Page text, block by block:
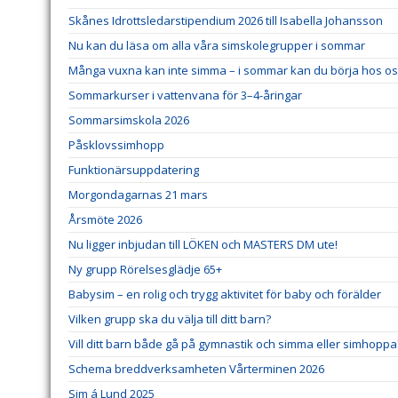
Skånes Idrottsledarstipendium 2026 till Isabella Johansson
Nu kan du läsa om alla våra simskolegrupper i sommar
Många vuxna kan inte simma – i sommar kan du börja hos
Sommarkurser i vattenvana för 3–4-åringar
Sommarsimskola 2026
Påsklovssimhopp
Funktionärsuppdatering
Morgondagarnas 21 mars
Årsmöte 2026
Nu ligger inbjudan till LÖKEN och MASTERS DM ute!
Ny grupp Rörelsesglädje 65+
Babysim – en rolig och trygg aktivitet för baby och förälder
Vilken grupp ska du välja till ditt barn?
Vill ditt barn både gå på gymnastik och simma eller
Schema breddverksamheten Vårterminen 2026
Sim á Lund 2025